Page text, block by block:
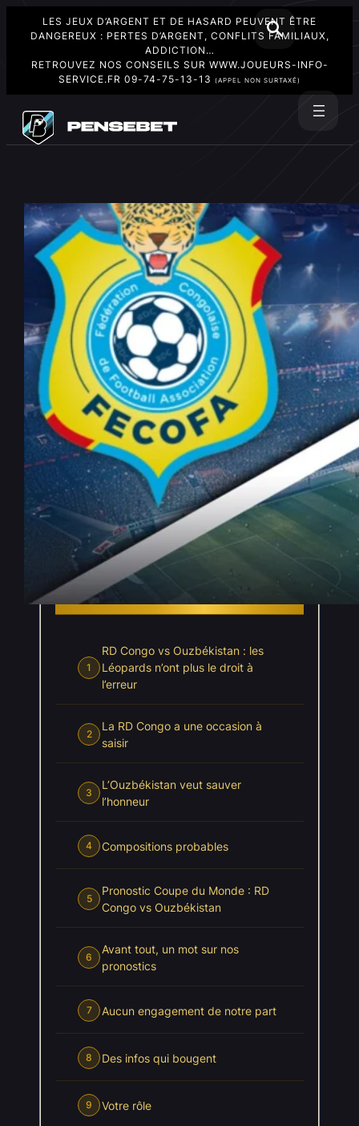
LES JEUX D’ARGENT ET DE HASARD PEUVENT ÊTRE
DANGEREUX : PERTES D’ARGENT, CONFLITS FAMILIAUX,
ADDICTION…
RETROUVEZ NOS CONSEILS SUR WWW.JOUEURS-INFO-
SERVICE.FR 09-74-75-13-13 (APPEL NON SURTAXÉ)
contenu
RD Congo vs Ouzbékistan –
Pronostic Gratuit Coupe du
Monde 2026 – 27/06/2026
Juin 26, 2026 — parElouan Chartier
dans Coupe du Monde 2026 , Pronostics
INDEX
1
RD Congo vs Ouzbékistan : les
Léopards n’ont plus le droit à
l’erreur
2
La RD Congo a une occasion à
saisir
3
L’Ouzbékistan veut sauver
l’honneur
4 Compositions probables
5
Pronostic Coupe du Monde : RD
Congo vs Ouzbékistan
6
Avant tout, un mot sur nos
pronostics
7 Aucun engagement de notre part
8 Des infos qui bougent
9 Votre rôle